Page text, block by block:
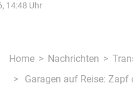
14:48 Uhr
Home Nachrichten
Garagen auf Reise: